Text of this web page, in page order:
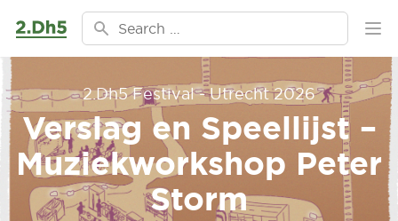
Ga naar de inhoud
Search for:
2.Dh5 Festival - Utrecht 2026
Verslag en Speellijst –
Muziekworkshop Peter
Storm